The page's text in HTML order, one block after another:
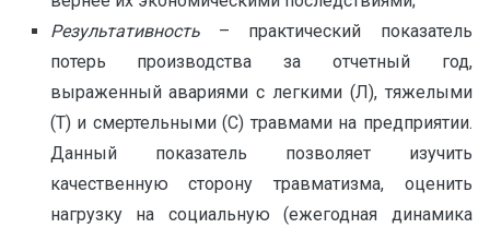
Результативность – практический показатель
потерь производства за отчетный год,
выраженный авариями с легкими (Л), тяжелыми
(Т) и смертельными (С) травмами на предприятии.
Данный показатель позволяет изучить
качественную сторону травматизма, оценить
нагрузку на социальную (ежегодная динамика